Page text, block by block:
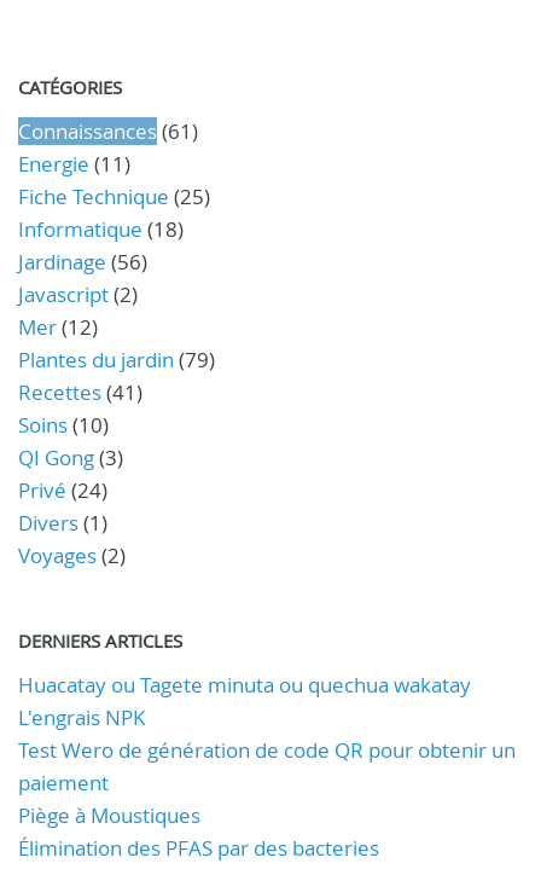
CATÉGORIES
Connaissances(61)
Energie (11)
Fiche Technique (25)
Informatique (18)
Jardinage (56)
Javascript(2)
Mer(12)
Plantes du jardin (79)
Recettes(41)
Soins(10)
QI Gong(3)
Privé (24)
Divers(1)
Voyages(2)
DERNIERS ARTICLES
Huacatay ou Tagete minuta ou quechua wakatay
L'engrais NPK
Test Wero de génération de code QR pour obtenir un
paiement
Piège à Moustiques
Élimination des PFAS par des bacteries